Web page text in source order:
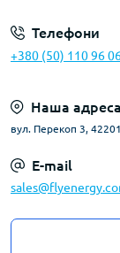
Телефони
+380 (50) 110 96
Наша адреса
вул. Перекоп 3,
E-mail